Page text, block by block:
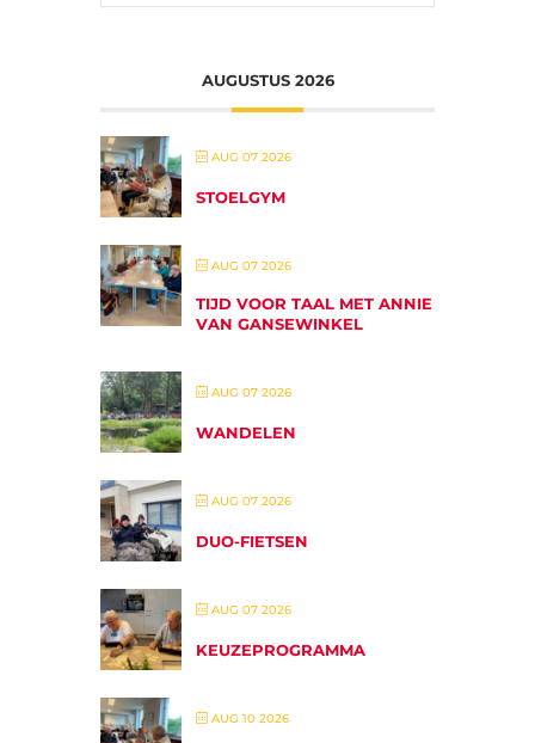
AUGUSTUS 2026
AUG 07 2026
STOELGYM
AUG 07 2026
TIJD VOOR TAAL MET ANNIE
VAN GANSEWINKEL
AUG 07 2026
WANDELEN
AUG 07 2026
DUO-FIETSEN
AUG 07 2026
KEUZEPROGRAMMA
AUG 10 2026